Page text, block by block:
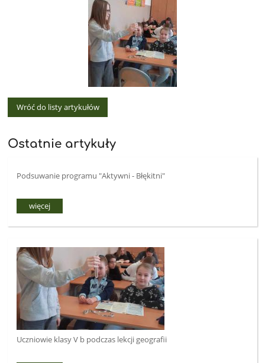
Wróć do listy artykułów
Ostatnie artykuły
Podsuwanie programu "Aktywni - Błękitni"
więcej
Uczniowie klasy V b podczas lekcji geografii